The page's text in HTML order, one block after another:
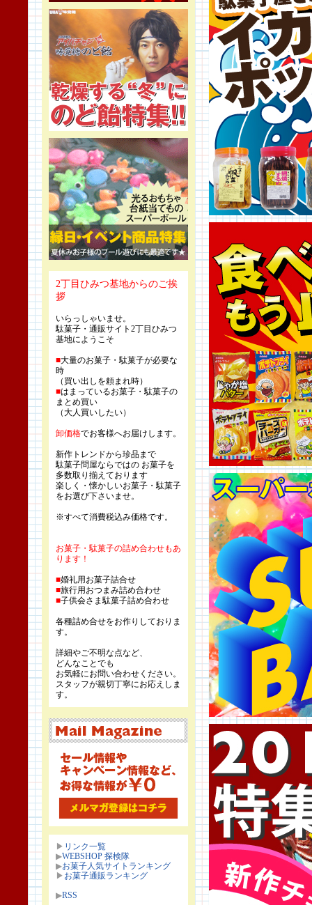
2丁目ひみつ基地からのご挨
拶
いらっしゃいませ。
駄菓子・通販サイト2丁目ひみつ
基地にようこそ
■大量のお菓子・駄菓子が必要な
時
（買い出しを頼まれ時）
■はまっているお菓子・駄菓子の
まとめ買い
（大人買いしたい）
卸価格でお客様へお届けします。
新作トレンドから珍品まで
駄菓子問屋ならではの お菓子を
多数取り揃えております
楽しく・懐かしいお菓子・駄菓子
をお選び下さいませ。
※すべて消費税込み価格です。
お菓子・駄菓子の詰め合わせもあ
ります！
■婚礼用お菓子詰合せ
■旅行用おつまみ詰め合わせ
■子供会さま駄菓子詰め合わせ
各種詰め合せをお作りしておりま
す。
詳細やご不明な点など、
どんなことでも
お気軽にお問い合わせください。
スタッフが親切丁寧にお応えしま
す。
▶ リンク一覧
▶WEBSHOP 探検隊
▶お菓子人気サイトランキング
▶ お菓子通販ランキング
▶RSS